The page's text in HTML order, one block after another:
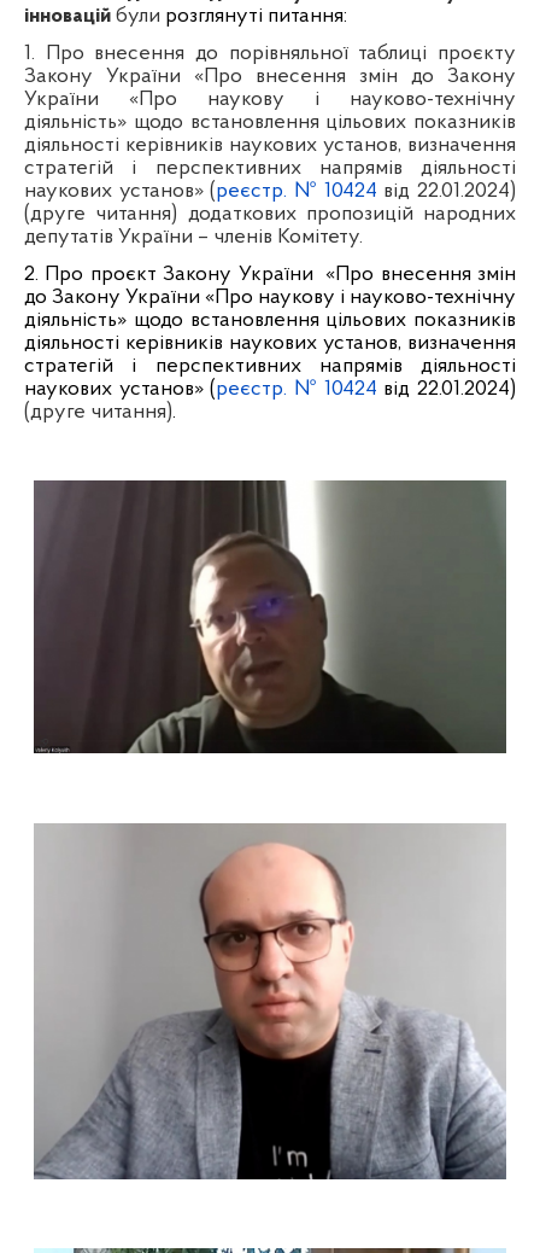
інновацій були розглянуті питання:
1. Про внесення до порівняльної таблиці проєкту
Закону України «Про внесення змін до Закону
України «Про наукову і науково-технічну
діяльність» щодо встановлення цільових показників
діяльності керівників наукових установ, визначення
стратегій і перспективних напрямів діяльності
наукових установ» (реєстр. № 10424 від 22.01.2024)
(друге читання) додаткових пропозицій народних
депутатів України – членів Комітету.
2. Про проєкт Закону України «Про внесення змін
до Закону України «Про наукову і науково-технічну
діяльність» щодо встановлення цільових показників
діяльності керівників наукових установ, визначення
стратегій і перспективних напрямів діяльності
наукових установ» (реєстр. № 10424 від 22.01.2024)
(друге читання).